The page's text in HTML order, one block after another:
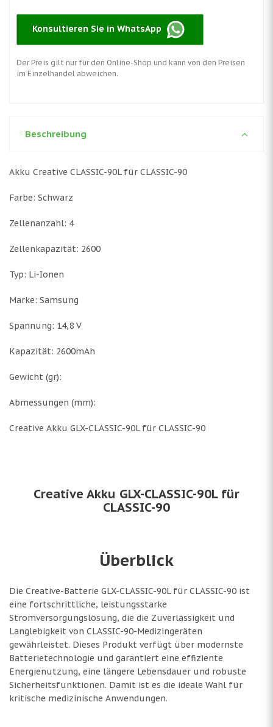
Konsultieren Sie in WhatsApp
Der Preis gilt nur für den Online-Shop und kann von den Preisen
im Einzelhandel abweichen.
Beschreibung
Akku Creative CLASSIC-90L für CLASSIC-90
Farbe: Schwarz
Zellenanzahl: 4
Zellenkapazität: 2600
Typ: Li-Ionen
Marke: Samsung
Spannung: 14,8 V
Kapazität: 2600mAh
Gewicht (gr):
Abmessungen (mm):
Creative Akku GLX-CLASSIC-90L für CLASSIC-90
Creative Akku GLX-CLASSIC-90L für
CLASSIC-90
Überblick
Die Creative-Batterie GLX-CLASSIC-90L für CLASSIC-90 ist
eine fortschrittliche, leistungsstarke
Stromversorgungslösung, die die Zuverlässigkeit und
Langlebigkeit von CLASSIC-90-Medizingeräten
gewährleistet. Dieses Produkt verfügt über modernste
Batterietechnologie und garantiert eine effiziente
Energienutzung, eine längere Lebensdauer und robuste
Sicherheitsfunktionen. Damit ist es die ideale Wahl für
kritische medizinische Anwendungen.